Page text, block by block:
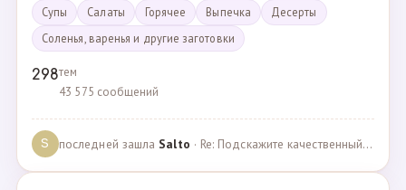
Супы Cалаты Горячее Выпечка
Десерты
Соленья, варенья и другие заготовки
298тем
43 575 сообщений
S последней зашла Salto · Re: Подскажите качественный и крепкий капсульный ко… · 01.09.2024